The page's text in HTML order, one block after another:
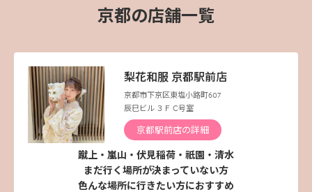
京都の店舗一覧
梨花和服 京都駅前店
京都市下京区東塩小路町607
辰巳ビル ３Ｆ C号室
京都駅前店の詳細
蹴上・嵐山・伏見稲荷・祇園・清水
まだ行く場所が決まっていない方
色んな場所に行きたい方におすすめ